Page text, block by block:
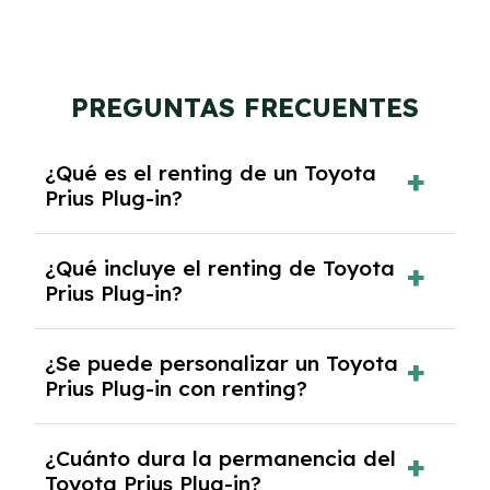
PREGUNTAS FRECUENTES
¿Qué es el renting de un Toyota
Prius Plug-in?
contrato de alquiler a largo plazo en el que
pagas una cuota mensual fija por el uso del
coche durante un periodo determinado,
generalmente entre 2 y 5 años.
¿Qué incluye el renting de Toyota
Prius Plug-in?
seguro a todo riesgo, mantenimiento,
reparaciones, impuestos, asistencia en
carretera y gestión de la documentación.
¿Se puede personalizar un Toyota
Prius Plug-in con renting?
opciones y equipamiento adicional, siempre y
¿Cuánto dura la permanencia del
Toyota Prius Plug-in?